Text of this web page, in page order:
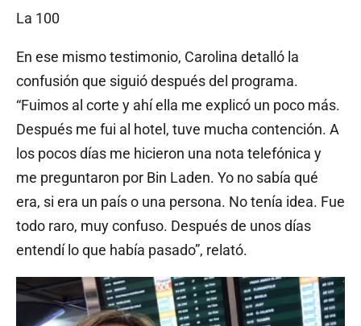
En ese mismo testimonio, Carolina detalló la
confusión que siguió después del programa.
“Fuimos al corte y ahí ella me explicó un poco más.
Después me fui al hotel, tuve mucha contención. A
los pocos días me hicieron una nota telefónica y
me preguntaron por Bin Laden. Yo no sabía qué
era, si era un país o una persona. No tenía idea. Fue
todo raro, muy confuso. Después de unos días
entendí lo que había pasado”, relató.